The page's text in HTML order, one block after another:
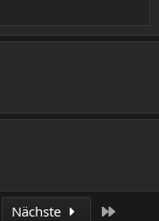
Nächste